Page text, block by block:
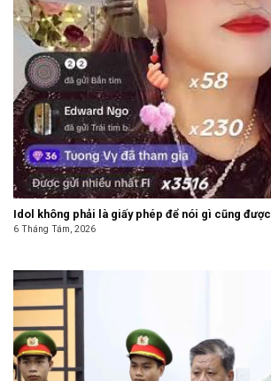
Idol không phải là giấy phép để nói gì cũng được
6 Tháng Tám, 2026